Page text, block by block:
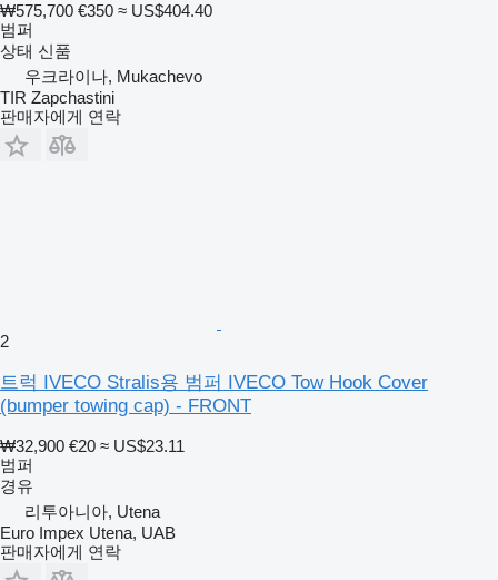
₩575,700 €350 ≈ US$404.40
범퍼
상태 신품
우크라이나, Mukachevo
TIR Zapchastini
판매자에게 연락
2
트럭 IVECO Stralis용 범퍼 IVECO Tow Hook Cover
(bumper towing cap) - FRONT
₩32,900 €20 ≈ US$23.11
범퍼
경유
리투아니아, Utena
Euro Impex Utena, UAB
판매자에게 연락